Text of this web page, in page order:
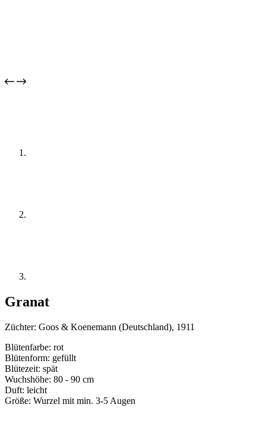
Granat
Züchter: Goos & Koenemann (Deutschland), 1911
Blütenfarbe: rot
Blütenform: gefüllt
Blütezeit: spät
Wuchshöhe: 80 - 90 cm
Duft: leicht
Größe: Wurzel mit min. 3-5 Augen